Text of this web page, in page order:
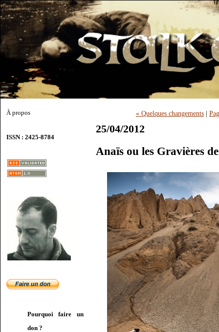
À propos
ISSN : 2425-8784
Pourquoi faire un
don ?
« Quelques changements|
25/04/2012
Anaïs ou les Gravières